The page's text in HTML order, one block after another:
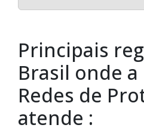
Principais
Brasil onde
Redes de
atende :